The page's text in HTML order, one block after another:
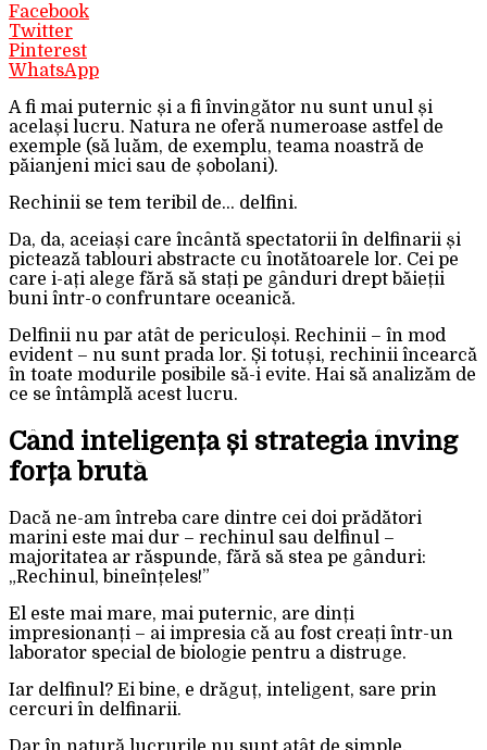
Facebook
Twitter
Pinterest
WhatsApp
A fi mai puternic și a fi învingător nu sunt unul și
același lucru. Natura ne oferă numeroase astfel de
exemple (să luăm, de exemplu, teama noastră de
păianjeni mici sau de șobolani).
Rechinii se tem teribil de… delfini.
Da, da, aceiași care încântă spectatorii în delfinarii și
pictează tablouri abstracte cu înotătoarele lor. Cei pe
care i-ați alege fără să stați pe gânduri drept băieții
buni într-o confruntare oceanică.
Delfinii nu par atât de periculoși. Rechinii – în mod
evident – nu sunt prada lor. Și totuși, rechinii încearcă
în toate modurile posibile să-i evite. Hai să analizăm de
ce se întâmplă acest lucru.
Când inteligența și strategia înving
forța brută
Dacă ne-am întreba care dintre cei doi prădători
marini este mai dur – rechinul sau delfinul –
majoritatea ar răspunde, fără să stea pe gânduri:
„Rechinul, bineînțeles!”
El este mai mare, mai puternic, are dinți
impresionanți – ai impresia că au fost creați într-un
laborator special de biologie pentru a distruge.
Iar delfinul? Ei bine, e drăguț, inteligent, sare prin
cercuri în delfinarii.